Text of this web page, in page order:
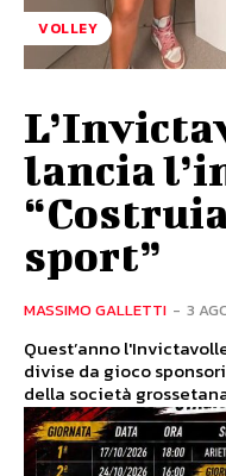
VOLLEY
lancia
sport”
MASSIMO GALLETTI - 3
Quest’anno
divise da gioco
della società